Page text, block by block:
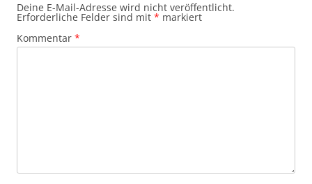
Deine E-Mail-Adresse wird nicht veröffentlicht.
Erforderliche Felder sind mit * markiert
Kommentar *